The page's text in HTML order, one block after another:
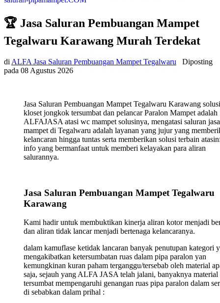
🏆 Jasa Saluran Pembuangan Mampet
Tegalwaru Karawang Murah Terdekat
di ALFA Jasa Saluran Pembuangan Mampet Tegalwaru
Diposting
pada 08 Agustus 2026
Jasa Saluran Pembuangan Mampet Tegalwaru Karawang solusi
kloset jongkok tersumbat dan pelancar Paralon Mampet adalah
ALFAJASA atasi wc mampet solusinya, mengatasi saluran jasa
mampet di Tegalwaru adalah layanan yang jujur yang
kelancaran hingga tuntas serta memberikan solusi terbain
info yang bermanfaat untuk memberi kelayakan para aliran
salurannya.
Jasa Saluran Pembuangan Mampet Tegalwaru
Karawang
Kami hadir untuk membuktikan kinerja aliran kotor menjadi
dan aliran tidak lancar menjadi bertenaga kelancaranya.
dalam kamuflase ketidak lancaran banyak penutupan kategori
mengakibatkan ketersumbatan ruas dalam pipa paralon yan
kemungkinan kuran paham terganggu/tersebab oleh material
saja, sejauh yang ALFA JASA telah jalani, banyaknya material
tersumbat mempengaruhi genangan ruas pipa paralon dalam
di sebabkan dalam prihal :